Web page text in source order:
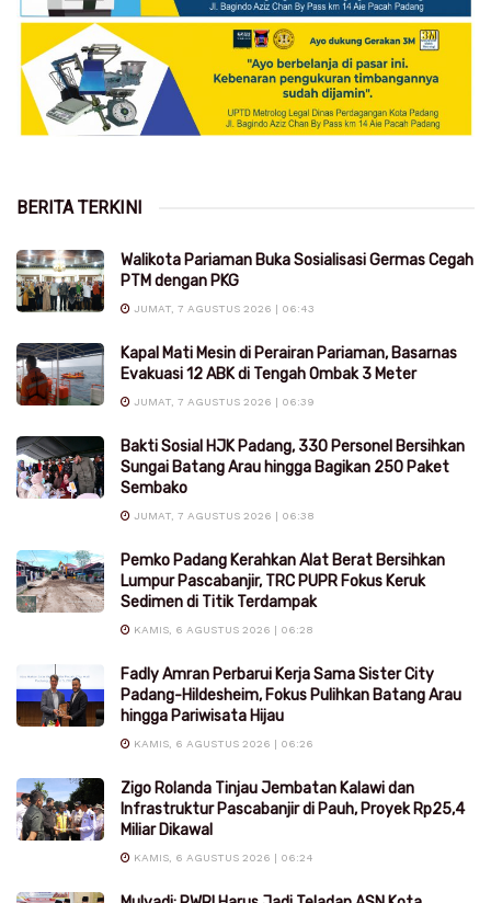
BERITA TERKINI
Walikota Pariaman Buka Sosialisasi Germas Cegah
PTM dengan PKG
JUMAT, 7 AGUSTUS 2026 | 06:43
Kapal Mati Mesin di Perairan Pariaman, Basarnas
Evakuasi 12 ABK di Tengah Ombak 3 Meter
JUMAT, 7 AGUSTUS 2026 | 06:39
Bakti Sosial HJK Padang, 330 Personel Bersihkan
Sungai Batang Arau hingga Bagikan 250 Paket
Sembako
JUMAT, 7 AGUSTUS 2026 | 06:38
Pemko Padang Kerahkan Alat Berat Bersihkan
Lumpur Pascabanjir, TRC PUPR Fokus Keruk
Sedimen di Titik Terdampak
KAMIS, 6 AGUSTUS 2026 | 06:28
Fadly Amran Perbarui Kerja Sama Sister City
Padang-Hildesheim, Fokus Pulihkan Batang Arau
hingga Pariwisata Hijau
KAMIS, 6 AGUSTUS 2026 | 06:26
Zigo Rolanda Tinjau Jembatan Kalawi dan
Infrastruktur Pascabanjir di Pauh, Proyek Rp25,4
Miliar Dikawal
KAMIS, 6 AGUSTUS 2026 | 06:24